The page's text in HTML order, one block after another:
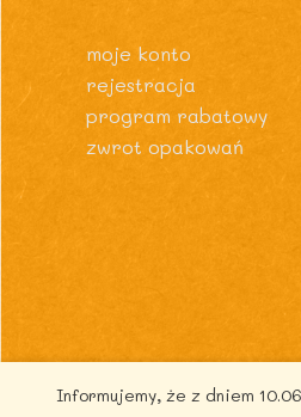
moje konto
rejestracja
program rabatowy
zwrot opakowań
Informujemy, że z dniem